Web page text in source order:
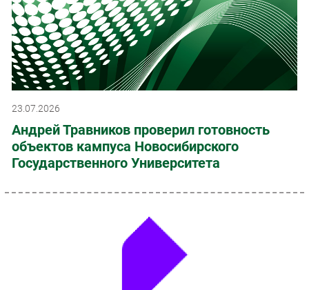
23.07.2026
Андрей Травников проверил готовность
объектов кампуса Новосибирского
Государственного Университета